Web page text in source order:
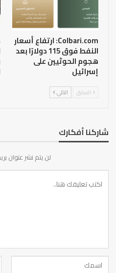
Colbari.com: ارتفاع أسعار
النفط فوق 115 دولارًا بعد
هجوم الحوثيين على
إسرائيل
السابق التالي
شاركنا أفكارك
لن يتم نشر عنوان